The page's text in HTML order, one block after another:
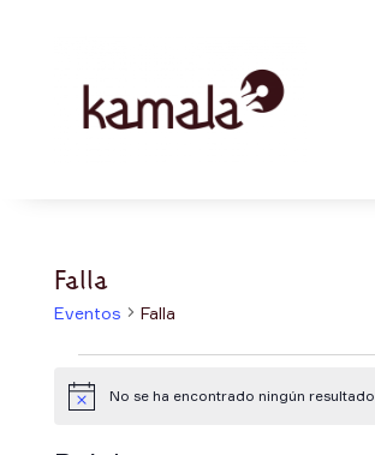
Falla
Eventos Falla
Eventos
Aviso No se ha encontrado ningún resultado.